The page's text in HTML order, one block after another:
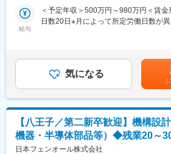
び評価
・医療機器製品の故障解析および対策
★使用ツール…NX、Solidworks
■当ポジションの魅力
・大手電子部品メーカーで新規事業の
す。
給与
＜予定年収＞500万円～980万円＜賃
日数20日※月によって所定労働日数が
します年収約890万円（35歳／月給44
各種手当年収約740万円（30歳／月給
途各種手当年収約620万円（25歳／月
別途各種手当賃金はあくまでも目安の
上下する可能性があります。月給(月額
す。
気になる
【八王子／第二新卒歓迎】機構設
機器・半導体部品等）◆残業20～
日本フェンオール株式会社